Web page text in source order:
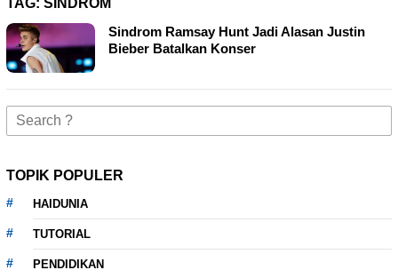
TAG: SINDROM
Sindrom Ramsay Hunt Jadi Alasan Justin
Bieber Batalkan Konser
Search
for:
TOPIK POPULER
HAIDUNIA
TUTORIAL
PENDIDIKAN